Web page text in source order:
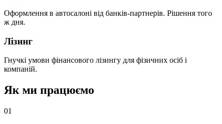
Оформлення в автосалоні від банків-партнерів. Рішення того
ж дня.
Лізинг
Гнучкі умови фінансового лізингу для фізичних осіб і
компаній.
Як ми працюємо
01